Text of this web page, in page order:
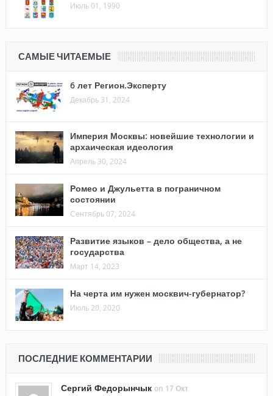
Июль 01, 1990
САМЫЕ ЧИТАЕМЫЕ
6 лет Регион.Эксперту
Декабрь 31, 2024
Империя Москвы: новейшие технологии и
архаическая идеология
Апрель 30, 2024
Ромео и Джульетта в пограничном
состоянии
Сентябрь 07, 2024
Развитие языков – дело общества, а не
государства
Март 14, 2023
На черта им нужен москвич-губернатор?
Июль 20, 2020
ПОСЛЕДНИЕ КОММЕНТАРИИ
Сергий Федорынчык on 17 Окт